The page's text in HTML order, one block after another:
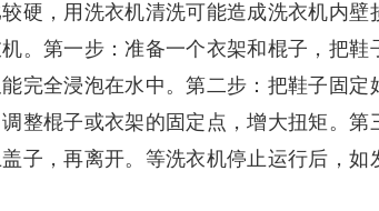
硬，用洗衣机清洗可能造成洗衣机内
。第一步：准备一个衣架和棍子，把
完全浸泡在水中。第二步：把鞋子固
整棍子或衣架的固定点，增大扭矩。
子，再离开。等洗衣机停止运行后，如